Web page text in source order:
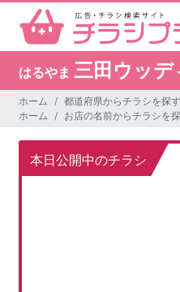
はるやま 三田ウッ
ホーム 都道府県からチラシを探す
ホーム
お店の名前からチラシを
本日公開中のチラシ